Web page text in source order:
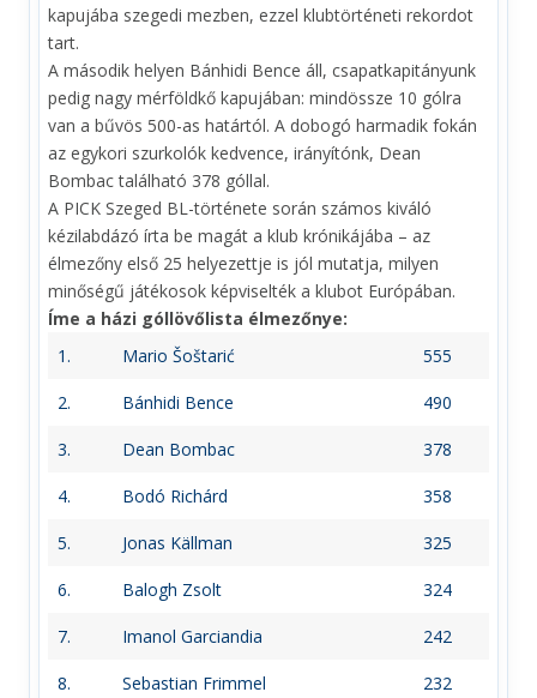
kapujába szegedi mezben, ezzel klubtörténeti rekordot
tart.
A második helyen Bánhidi Bence áll, csapatkapitányunk
pedig nagy mérföldkő kapujában: mindössze 10 gólra
van a bűvös 500-as határtól. A dobogó harmadik fokán
az egykori szurkolók kedvence, irányítónk, Dean
Bombac található 378 góllal.
A PICK Szeged BL-története során számos kiváló
kézilabdázó írta be magát a klub krónikájába – az
élmezőny első 25 helyezettje is jól mutatja, milyen
minőségű játékosok képviselték a klubot Európában.
Íme a házi góllövőlista élmezőnye:
1.
Mario Šoštarić 555
2. Bánhidi Bence 490
3. Dean Bombac 378
4. Bodó Richárd 358
5. Jonas Källman 325
6. Balogh Zsolt 324
7. Imanol Garciandia 242
8. Sebastian Frimmel 232